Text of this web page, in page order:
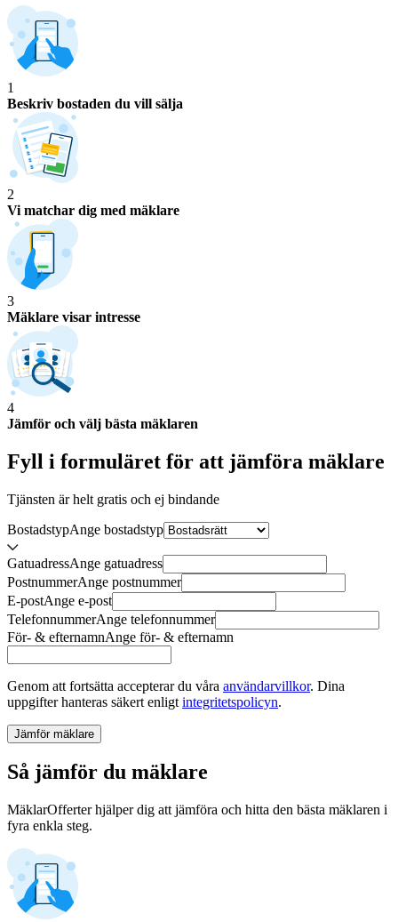
1
Beskriv bostaden du vill sälja
2
Vi matchar dig med mäklare
3
Mäklare visar intresse
4
Jämför och välj bästa mäklaren
Fyll i formuläret för att jämföra mäklare
Tjänsten är helt gratis och ej bindande
BostadstypAnge bostadstyp
GatuadressAnge gatuadress
PostnummerAnge postnummer
E-postAnge e-post
TelefonnummerAnge telefonnummer
För- & efternamnAnge för- & efternamn
Genom att fortsätta accepterar du våra användarvillkor. Dina
uppgifter hanteras säkert enligt integritetspolicyn.
Jämför mäklare
Så jämför du mäklare
MäklarOfferter hjälper dig att jämföra och hitta den bästa mäklaren i
fyra enkla steg.